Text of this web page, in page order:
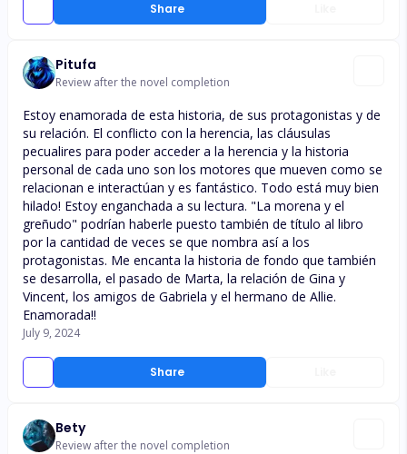
Share
Pitufa
Review after the novel completion
Share
Estoy enamorada de esta historia, de sus protagonistas y de
su relación. El conflicto con la herencia, las cláusulas
pecualires para poder acceder a la herencia y la historia
personal de cada uno son los motores que mueven como se
relacionan e interactúan y es fantástico. Todo está muy bien
hilado! Estoy enganchada a su lectura. "La morena y el
greñudo" podrían haberle puesto también de título al libro
por la cantidad de veces se que nombra así a los
protagonistas. Me encanta la historia de fondo que también
se desarrolla, el pasado de Marta, la relación de Gina y
Vincent, los amigos de Gabriela y el hermano de Allie.
Enamorada!!
July 9, 2024
Bety
Review after the novel completion